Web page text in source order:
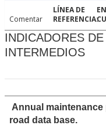
Comentar
INDICADORES
INTERMEDIOS
Annual
road data base.